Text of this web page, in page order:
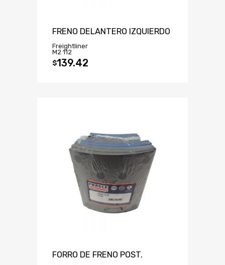
FRENO DELANTERO IZQUIERDO
Freightliner
M2 112
$139.42
FORRO DE FRENO POST.